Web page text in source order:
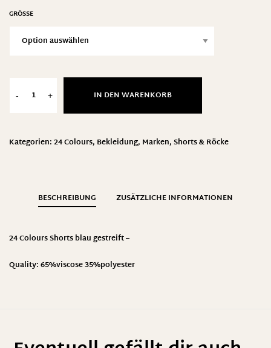
GRÖSSE
- + IN DEN WARENKORB
Kategorien:24 Colours, Bekleidung, Marken,Shorts & Röcke
BESCHREIBUNG ZUSÄTZLICHE INFORMATIONEN
24 Colours Shorts blau gestreift –
Quality: 65%viscose 35%polyester